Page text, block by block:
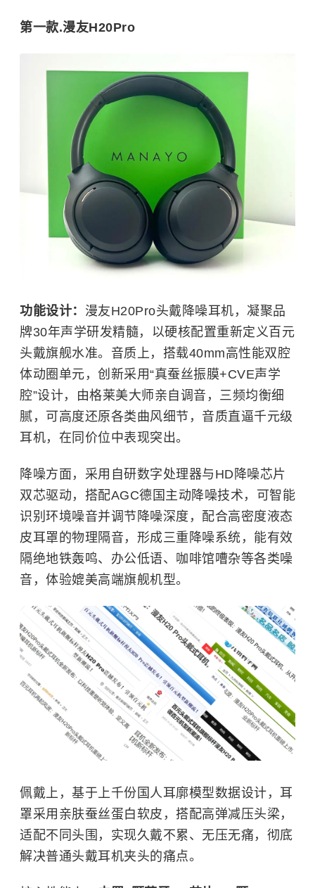
第一款.漫友H20Pro
功能设计： 漫友H20Pro头戴降噪耳机，凝聚品
牌30年声学研发精髓，以硬核配置重新定义百元
头戴旗舰水准。音质上，搭载40mm高性能双腔
体动圈单元，创新采用“真蚕丝振膜+CVE声学
腔”设计，由格莱美大师亲自调音，三频均衡细
腻，可高度还原各类曲风细节，音质直逼千元级
耳机，在同价位中表现突出。
降噪方面，采用自研数字处理器与HD降噪芯片
双芯驱动，搭配AGC德国主动降噪技术，可智能
识别环境噪音并调节降噪深度，配合高密度液态
皮耳罩的物理隔音，形成三重降噪系统，能有效
隔绝地铁轰鸣、办公低语、咖啡馆嘈杂等各类噪
音，体验媲美高端旗舰机型。
佩戴上，基于上千份国人耳廓模型数据设计，耳
罩采用亲肤蚕丝蛋白软皮，搭配高弹减压头梁，
适配不同头围，实现久戴不累、无压无痛，彻底
解决普通头戴耳机夹头的痛点。